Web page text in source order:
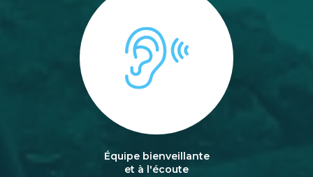
Équipe bienveillante
et à l'écoute